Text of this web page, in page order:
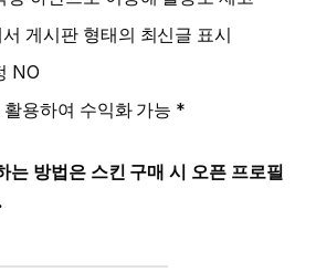
게시판 형태의 최신글 표시
NO
용하여 수익화 가능 *
는 방법은 스킨 구매 시 오픈 프로필